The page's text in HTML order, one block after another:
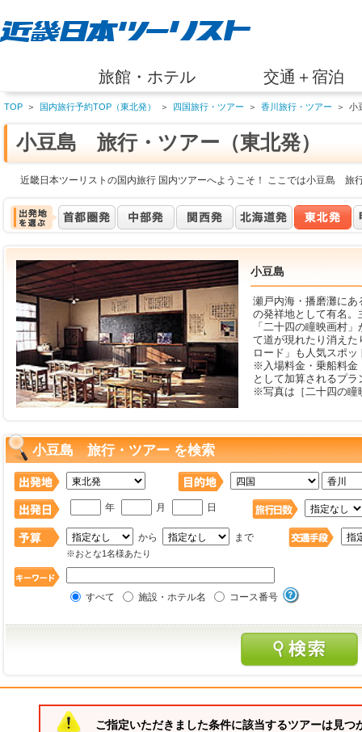
旅館・ホテル 交通＋宿泊
TOP ＞ 国内旅行予約TOP（東北発） ＞ 四国旅行・ツアー ＞ 香川旅行・ツアー ＞ 小
小豆島 旅行・ツアー（東北発）
近畿日本ツーリストの国内旅行 国内ツアーへようこそ！ ここでは小豆島 旅
小豆島
瀬戸内海・播磨灘に
の発祥地として有名
「二十四の瞳映画村
て道が現れたり消え
ロード」も人気スポ
※入場料金・乗船料金
として加算されるプ
※写真は［二十四の瞳
小豆島 旅行・ツアー を検索
年 月 日
から まで
※おとな1名様あたり
すべて 施設・ホテル名 コース番号
ご指定いただきました条件に該当するツアーは見つ